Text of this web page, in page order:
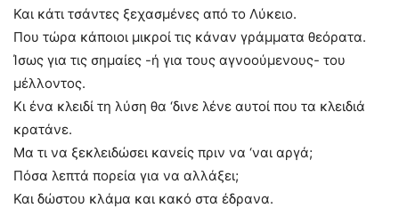
Και κάτι τσάντες ξεχασμένες από το Λύκειο.
Που τώρα κάποιοι μικροί τις κάναν γράμματα θεόρατα.
Ίσως για τις σημαίες -ή για τους αγνοούμενους- του
μέλλοντος.
Κι ένα κλειδί τη λύση θα ‘δινε λένε αυτοί που τα κλειδιά
κρατάνε.
Μα τι να ξεκλειδώσει κανείς πριν να ‘ναι αργά;
Πόσα λεπτά πορεία για να αλλάξει;
Και δώστου κλάμα και κακό στα έδρανα.